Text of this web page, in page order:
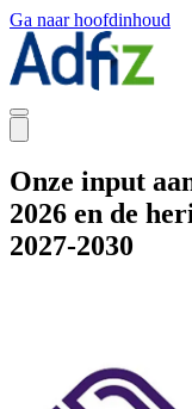
Ga naar hoofdinhoud
Onze input
2026 en de
2027-2030